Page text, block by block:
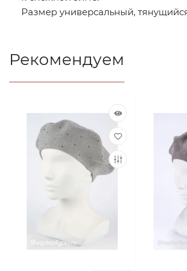
Размер универсальный,
Рекомендуем